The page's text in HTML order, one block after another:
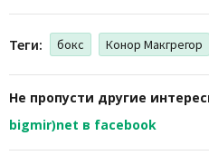
Теги: бокс Конор Макгрегор
Не пропусти другие
bigmir)net в facebook